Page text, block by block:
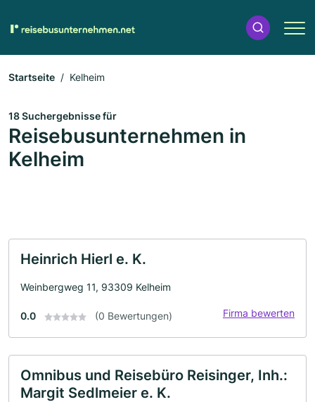
Startseite Kelheim
18 Suchergebnisse für
Reisebusunternehmen in
Kelheim
Heinrich Hierl e. K.
Weinbergweg 11, 93309 Kelheim
0.0 (0 Bewertungen) Firma bewerten
Omnibus und Reisebüro Reisinger, Inh.:
Margit Sedlmeier e. K.